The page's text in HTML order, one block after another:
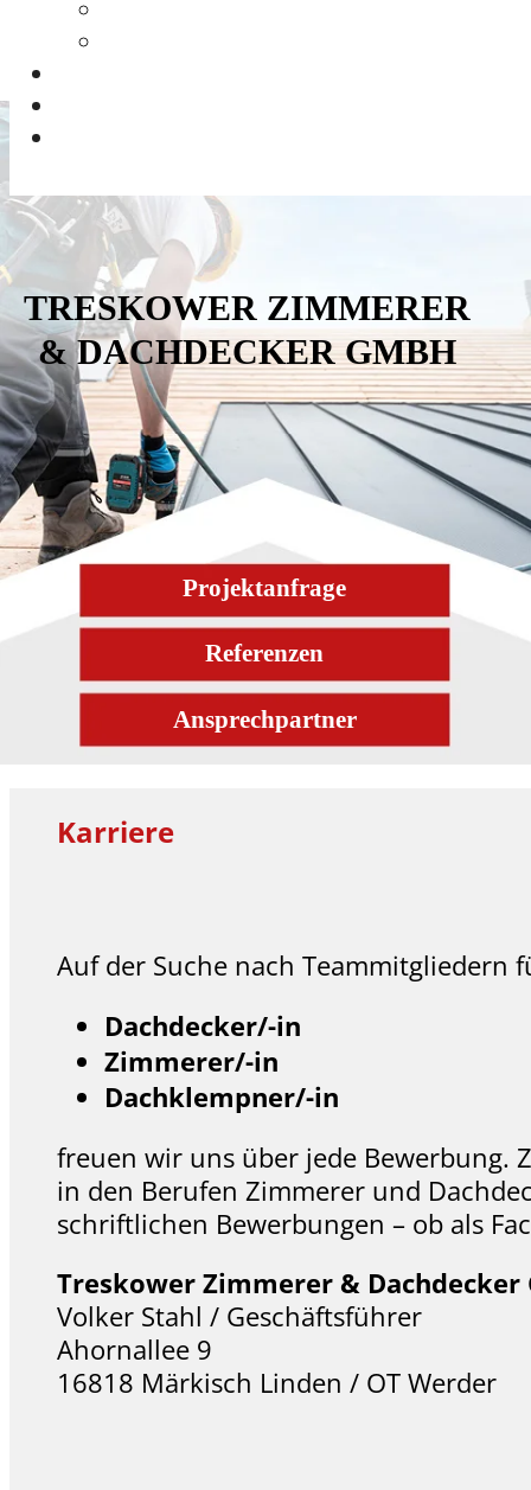
TRESKOWER ZIMMERER
& DACHDECKER GMBH
Projektanfrage
Referenzen
Ansprechpartner
Karriere
Auf der Suche nach Teammitgliedern
Dachdecker/-in
Zimmerer/-in
Dachklempner/-in
freuen wir uns über jede Bewerbung.
in den Berufen Zimmerer und
schriftlichen Bewerbungen – ob als
Treskower Zimmerer & Dachdecker
Volker Stahl / Geschäftsführer
Ahornallee 9
16818 Märkisch Linden / OT Werder